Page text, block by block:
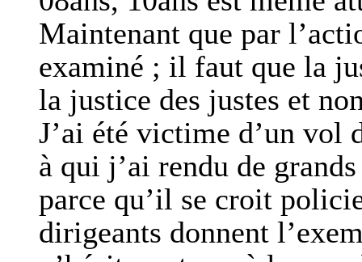
Maintenant que par
examiné ; il faut que la
la justice des justes et
J’ai été victime d’un
à qui j’ai rendu de
parce qu’il se croit
dirigeants donnent